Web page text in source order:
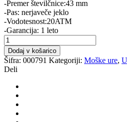
-Premer številčnice:43 mm
-Pas: nerjaveče jeklo
-Vodotesnost:20ATM
-Garancija: 1 leto
URA
EICHMULLER
3411-
03
količina
Dodaj v košarico
Šifra: 000791 Kategoriji: Moške ure,
Deli